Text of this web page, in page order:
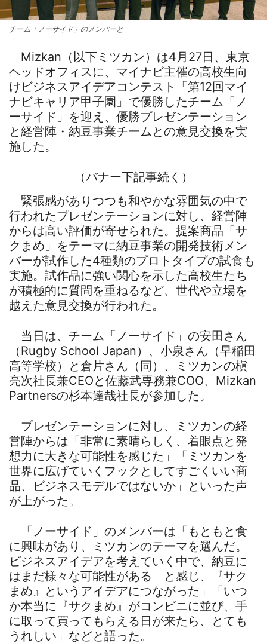
チーム「ノーサイド」のメンバーと
Mizkan（以下ミツカン）は4月27日、東京
ヘッドオフィスに、マイナビ主催の高校生向
けビジネスアイデアコンテスト「第12回マイ
ナビキャリア甲子園」で優勝したチーム「ノ
ーサイド」を迎え、優勝プレゼンテーション
と経営陣・納豆事業チームとの意見交換を実
施した。
（バナー下記事続く）
緊張感がありつつも和やかな雰囲気の中で
行われたプレゼンテーションに対し、経営陣
からは高い評価が寄せられた。提案商品「サ
クまめ」をテーマに納豆事業の開発技術メン
バーが試作した4種類のプロトタイプの試食も
実施。試作品に強い関心を示した高校生たち
が積極的に質問を重ねるなど、世代や立場を
越えた意見交換が行われた。
当日は、チーム「ノーサイド」の安田さん
（Rugby School Japan）、小泉さん（早稲田
高等学校）と倉片さん（同）、ミツカンの槇
亮次社長兼CEOと佐藤武専務兼COO、Mizkan
Partnersの杉本達哉社長が参加した。
プレゼンテーションに対し、ミツカンの経
営陣からは「非常に素晴らしく、着眼点と発
想力に大きな可能性を感じた」「ミツカンを
世界に広げていくフックとしてすごくいい商
品、ビジネスモデルではないか」といった声
が上がった。
「ノーサイド」のメンバーは「もともと食
に興味があり、ミツカンのテーマを選んだ。
ビジネスアイデアを考えていく中で、納豆に
はまだ様々な可能性がある と感じ、『サク
まめ』というアイデアにつながった」「いつ
か本当に『サクまめ』がコンビニに並び、手
に取って買ってもらえる日が来たら、とても
うれしい」などと語った。